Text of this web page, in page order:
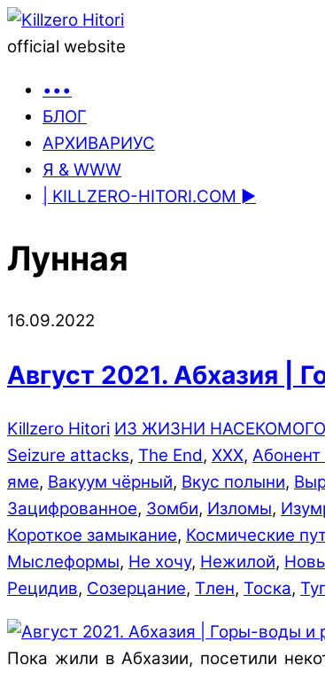
official website
•••
БЛОГ
АРХИВАРИУС
Я & WWW
| KILLZERO-HITORI.COM ►
Лунная
16.09.2022
Август 2021. Абхазия |
Killzero Hitori ИЗ ЖИЗНИ НАСЕКОМОГО
Seizure attacks, The End, XXX, Абонент
яме, Вакуум чёрный, Вкус полыни,
Зацифрованное, Зомби, Изломы,
Короткое замыкание, Косми­чески­е
Мыслеформы, Не хочу, Нежилой,
Рецидив, Созерцание, Тлен, Тоска,
Пока жили в Абхазии, посетили